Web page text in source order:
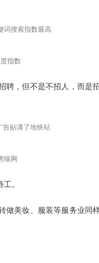
词搜索指数最高
指数
，但不是不招人，而是
告贴满了地铁站
嗅网
。
做美妆、服装等服务业同